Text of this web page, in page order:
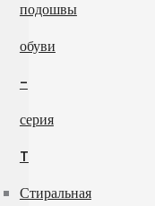
подошвы
обуви
-
серия
T
Стиральная